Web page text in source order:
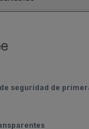
seguridad de